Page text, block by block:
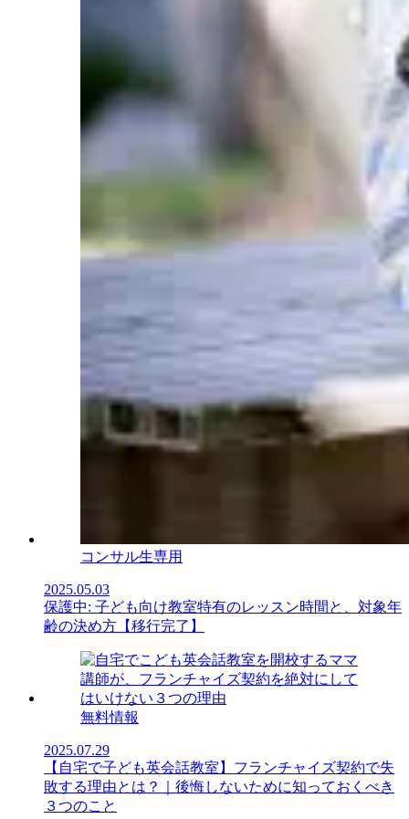
コンサル生専用
2025.05.03
保護中: 子ども向け教室特有のレッスン時間と、対象年
齢の決め方【移行完了】
無料情報
2025.07.29
【自宅で子ども英会話教室】フランチャイズ契約で失
敗する理由とは？｜後悔しないために知っておくべき
３つのこと